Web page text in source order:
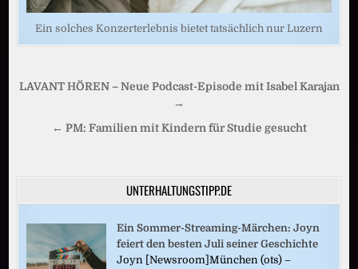
Ein solches Konzerterlebnis bietet tatsächlich nur Luzern
Beitragsnavigation
LAVANT HÖREN – Neue Podcast-Episode mit Isabel Karajan
→
← PM: Familien mit Kindern für Studie gesucht
UNTERHALTUNGSTIPP.DE
Ein Sommer-Streaming-Märchen: Joyn
feiert den besten Juli seiner Geschichte
Joyn [Newsroom]München (ots) –